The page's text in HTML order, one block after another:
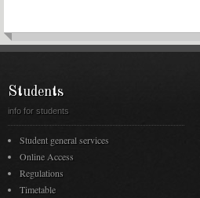
Students
info for students
Student general services
Online Access
Regulations
Timetable